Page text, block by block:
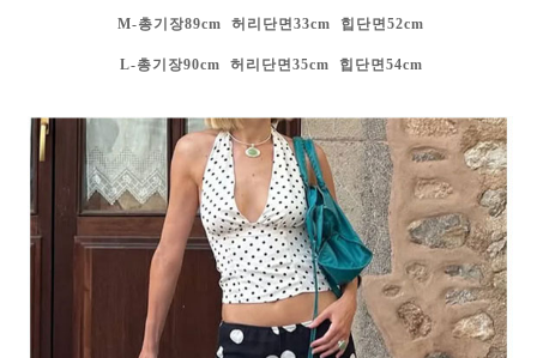
M-총기장89cm 허리단면33cm 힙단면52cm
L-총기장90cm 허리단면35cm 힙단면54cm